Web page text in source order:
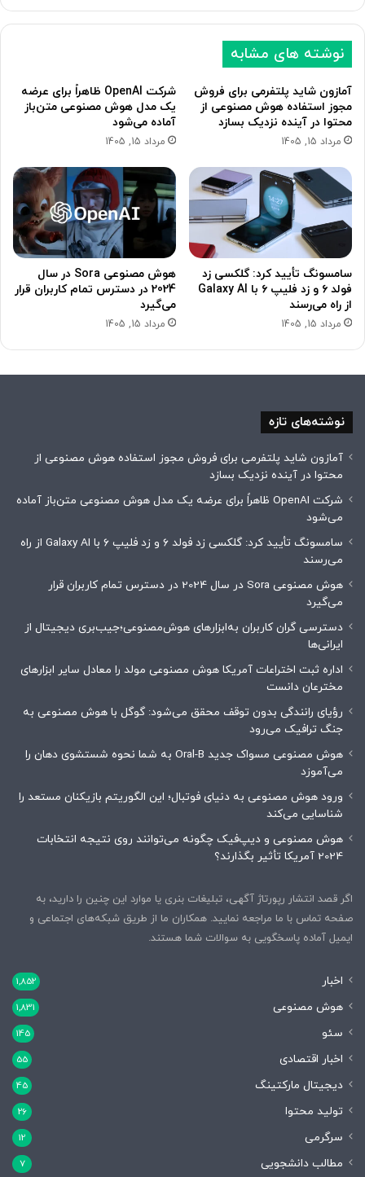
ی
ی
نوشته های مشابه
آمازون شاید پلتفرمی برای فروش
مجوز استفاده هوش مصنوعی از
محتوا در آینده نزدیک بسازد
مرداد 15, 1405
شرکت OpenAI ظاهراً برای عرضه
یک مدل هوش مصنوعی متن‌باز
آماده می‌شود
مرداد 15, 1405
سامسونگ تأیید کرد: گلکسی زد
فولد ۶ و زد فلیپ ۶ با Galaxy AI
از راه می‌رسند
مرداد 15, 1405
هوش مصنوعی Sora در سال
2024 در دسترس تمام کاربران قرار
می‌گیرد
مرداد 15, 1405
نوشته‌های تازه
آمازون شاید پلتفرمی برای فروش مجوز استفاده هوش مصنوعی از
محتوا در آینده نزدیک بسازد
شرکت OpenAI ظاهراً برای عرضه یک مدل هوش مصنوعی متن‌باز آماده
می‌شود
سامسونگ تأیید کرد: گلکسی زد فولد ۶ و زد فلیپ ۶ با Galaxy AI از راه
می‌رسند
هوش مصنوعی Sora در سال 2024 در دسترس تمام کاربران قرار
می‌گیرد
دسترسی گران کاربران به‌ابزارهای هوش‌مصنوعی؛جیب‌بری دیجیتال از
ایرانی‌ها
اداره ثبت اختراعات آمریکا هوش مصنوعی مولد را معادل سایر ابزارهای
مخترعان دانست
رؤیای رانندگی بدون توقف محقق می‌شود: گوگل با هوش مصنوعی به
جنگ ترافیک می‌رود
هوش مصنوعی مسواک جدید Oral-B به شما نحوه شستشوی دهان را
می‌آموزد
ورود هوش مصنوعی به دنیای فوتبال؛ این الگوریتم بازیکنان مستعد را
شناسایی می‌کند
هوش مصنوعی و دیپ‌فیک چگونه می‌توانند روی نتیجه انتخابات
2024 آمریکا تأثیر بگذارند؟
اگر قصد انتشار رپورتاژ آگهی، تبلیغات بنری یا موارد این چنین را دارید، به
صفحه تماس با ما مراجعه نمایید. همکاران ما از طریق شبکه‌های اجتماعی و
ایمیل آماده پاسخگویی به سوالات شما هستند.
اخبار 1,852
هوش مصنوعی 1,831
سئو 145
اخبار اقتصادی 55
دیجیتال مارکتینگ 45
تولید محتوا 26
سرگرمی 12
مطالب دانشجویی 7